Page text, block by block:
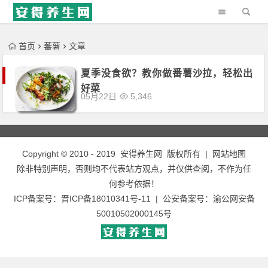
'); })();
首页 蕃薯 文章
夏季没食欲？教你做番薯沙拉，轻松出
好菜
05月22日 5,346
Copyright © 2010 - 2019 安得养生网 版权所有 |
网站地图
除非特别声明，否则均不代表站方观点，并仅供查阅，不作为任
何参考依据！
ICP备案号： 晋ICP备18010341号-11 | 公安备案号： 渝公网安备
50010502000145号